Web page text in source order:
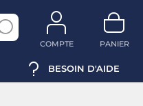
COMPTE PANIER
BESOIN D'AIDE